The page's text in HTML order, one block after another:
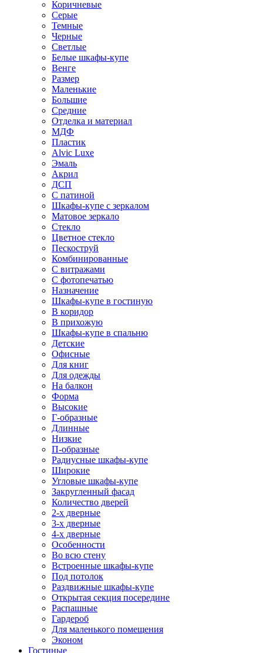
Коричневые
Серые
Темные
Черные
Светлые
Белые шкафы-купе
Венге
Размер
Маленькие
Большие
Средние
Отделка и материал
МДФ
Пластик
Alvic Luxe
Эмаль
Акрил
ДСП
С патиной
Шкафы-купе с зеркалом
Матовое зеркало
Стекло
Цветное стекло
Пескоструй
Комбинированные
С витражами
С фотопечатью
Назначение
Шкафы-купе в гостиную
В коридор
В прихожую
Шкафы-купе в спальню
Детские
Офисные
Для книг
Для одежды
На балкон
Форма
Высокие
Г-образные
Длинные
Низкие
П-образные
Радиусные шкафы-купе
Широкие
Угловые шкафы-купе
Закругленный фасад
Количество дверей
2-х дверные
3-х дверные
4-х дверные
Особенности
Во всю стену
Встроенные шкафы-купе
Под потолок
Раздвижные шкафы-купе
Открытая секция посередине
Распашные
Гардероб
Для маленького помещения
Эконом
Гостиные